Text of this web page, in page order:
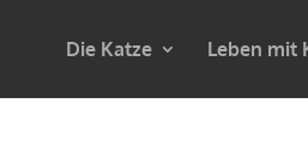
Die Katze Leben mit